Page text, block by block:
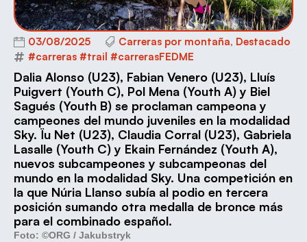
03/08/2025 Carreras por montaña, Destacado
#carreras #trail #carrerasFEDME
Dalia Alonso (U23), Fabian Venero (U23), Lluís
Puigvert (Youth C), Pol Mena (Youth A) y Biel
Sagués (Youth B) se proclaman campeona y
campeones del mundo juveniles en la modalidad
Sky. Ïu Net (U23), Claudia Corral (U23), Gabriela
Lasalle (Youth C) y Ekain Fernández (Youth A),
nuevos subcampeones y subcampeonas del
mundo en la modalidad Sky. Una competición en
la que Núria Llanso subía al podio en tercera
posición sumando otra medalla de bronce más
para el combinado español.
Foto: ©ORG / Jakubstryk